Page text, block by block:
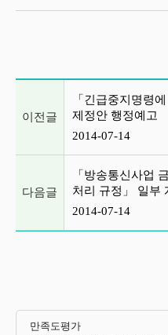
이전글
「긴급중지명령
제정안 행정예고
2014-07-14
다음글
「방송통신사업
처리 규정」 일부
2014-07-14
만족도평가